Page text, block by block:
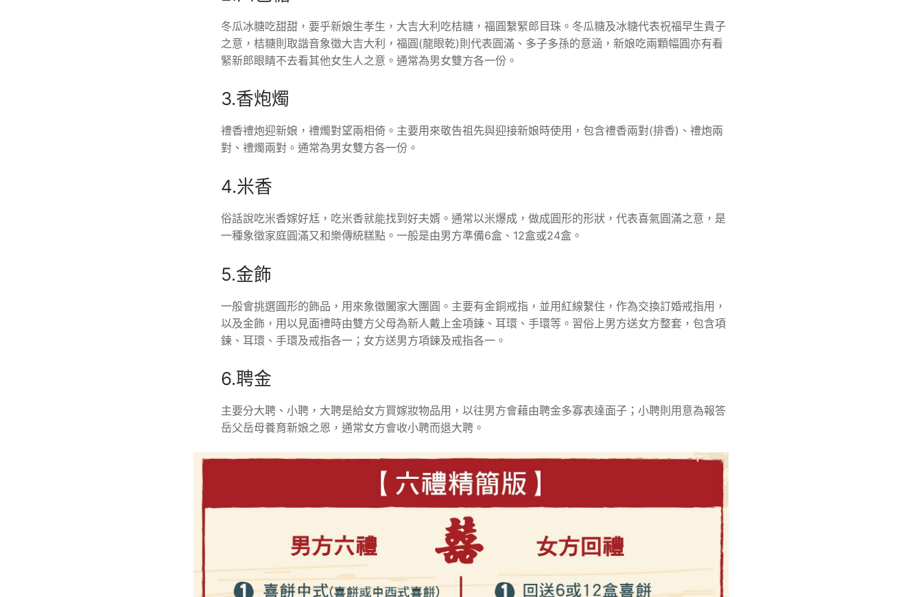
冬瓜冰糖吃甜甜，要乎新娘生孝生，大吉大利吃桔糖，福圓繫緊郎目珠。冬瓜糖及冰糖代表祝福早生貴子
之意，桔糖則取諧音象徵大吉大利，福圓(龍眼乾)則代表圓滿、多子多孫的意涵，新娘吃兩顆幅圓亦有看
緊新郎眼睛不去看其他女生人之意。通常為男女雙方各一份。
3.香炮燭
禮香禮炮迎新娘，禮燭對望兩相倚。主要用來敬告祖先與迎接新娘時使用，包含禮香兩對(排香)、禮炮兩
對、禮燭兩對。通常為男女雙方各一份。
4.米香
俗話說吃米香嫁好尪，吃米香就能找到好夫婿。通常以米爆成，做成圓形的形狀，代表喜氣圓滿之意，是
一種象徵家庭圓滿又和樂傳統糕點。一般是由男方準備6盒、12盒或24盒。
5.金飾
一般會挑選圓形的飾品，用來象徵闔家大團圓。主要有金銅戒指，並用紅線繫住，作為交換訂婚戒指用，
以及金飾，用以見面禮時由雙方父母為新人戴上金項鍊、耳環、手環等。習俗上男方送女方整套，包含項
鍊、耳環、手環及戒指各一；女方送男方項鍊及戒指各一。
6.聘金
主要分大聘、小聘，大聘是給女方買嫁妝物品用，以往男方會藉由聘金多寡表達面子；小聘則用意為報答
岳父岳母養育新娘之恩，通常女方會收小聘而退大聘。